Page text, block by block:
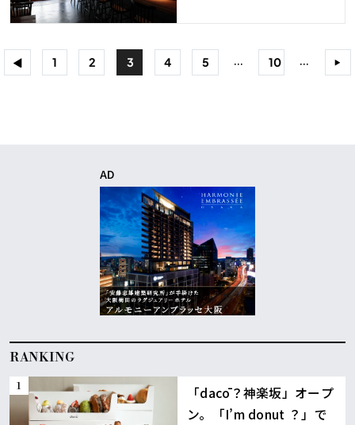
< 1 2 3 4 5 ... 10 ... >
AD
RANKING
「dacō？神楽坂」オープ
ン。「I’m donut ？」で